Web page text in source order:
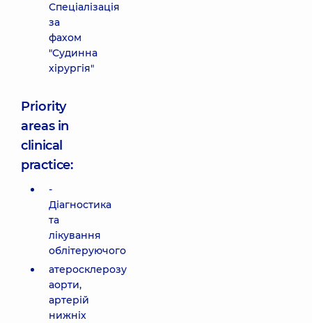
Спеціалізація
за
фахом
"Судинна
хірургія"
Priority
areas in
clinical
practice:
-
Діагностика
та
лікування
облітеруючого
атеросклерозу
аорти,
артерій
нижніх